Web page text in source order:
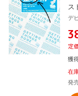
ス
デ
定
獲
在
発